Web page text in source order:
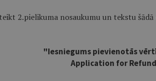
2.pielikuma nosaukumu un tekstu šādā
"Iesniegums pievienotās
Application for